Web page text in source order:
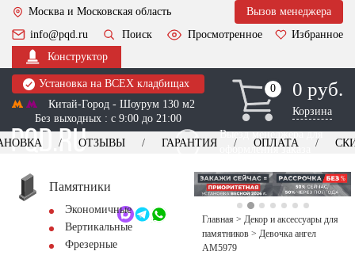
Москва и Московская область
Вызов менеджера
info@pqd.ru
Поиск Просмотренное
Избранное
Конструктор
Установка на ВСЕХ кладбищах
Китай-Город - Шоурум 130 м2
Без выходных : с 9:00 до 21:00
0
0 0 руб.
Корзина
Выезд менеджера для
оформления заказа
+7 (495) 518-44-23
Обратный звонок
ОТЗЫВЫ ГАРАНТИЯ ОПЛАТА
Памятники
Экономичные
Вертикальные
Фрезерные
Главная > Декор и аксессуары для
памятников > Девочка ангел
AM5979